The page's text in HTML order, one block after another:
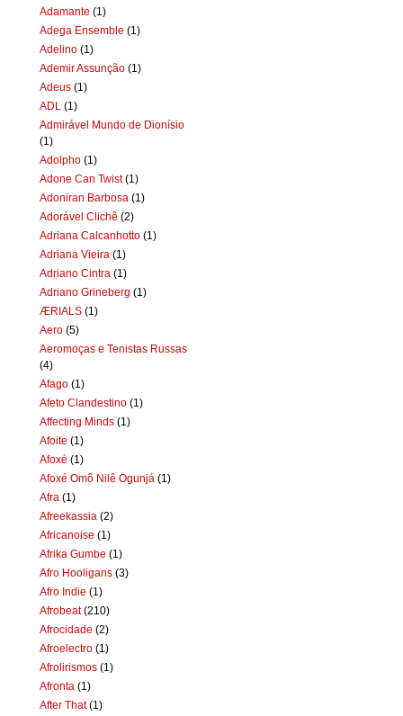
Adamante (1)
Adega Ensemble (1)
Adelino (1)
Ademir Assunção (1)
Adeus (1)
ADL (1)
Admirável Mundo de Dionísio
(1)
Adolpho (1)
Adone Can Twist (1)
Adoniran Barbosa (1)
Adorável Clichê (2)
Adriana Calcanhotto (1)
Adriana Vieira (1)
Adriano Cintra (1)
Adriano Grineberg (1)
ÆRIALS (1)
Aero (5)
Aeromoças e Tenistas Russas
(4)
Afago (1)
Afeto Clandestino (1)
Affecting Minds (1)
Afoite (1)
Afoxé (1)
Afoxé Omô Nilê Ogunjá (1)
Afra (1)
Afreekassia (2)
Africanoise (1)
Afrika Gumbe (1)
Afro Hooligans (3)
Afro Indie (1)
Afrobeat (210)
Afrocidade (2)
Afroelectro (1)
Afrolirismos (1)
Afronta (1)
After That (1)